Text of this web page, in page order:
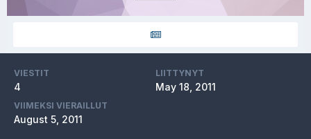
VIESTIT
4
LIITTYNYT
May 18, 2011
VIIMEKSI VIERAILLUT
August 5, 2011